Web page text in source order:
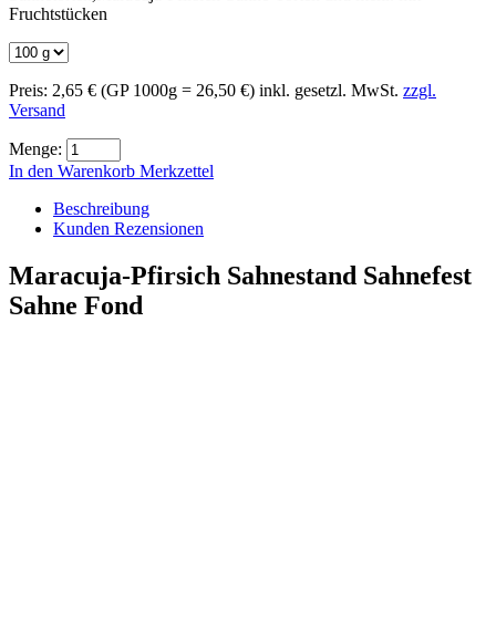
Fruchtstücken
Preis: 2,65 € (GP 1000g = 26,50 €) inkl. gesetzl. MwSt. zzgl.
Versand
Menge:
In den Warenkorb Merkzettel
Beschreibung
Kunden Rezensionen
Maracuja-Pfirsich Sahnestand Sahnefest
Sahne Fond